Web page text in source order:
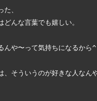
、
んな言葉でも嬉しい。
んや〜って気持ちになるか
、そういうのが好きな人な